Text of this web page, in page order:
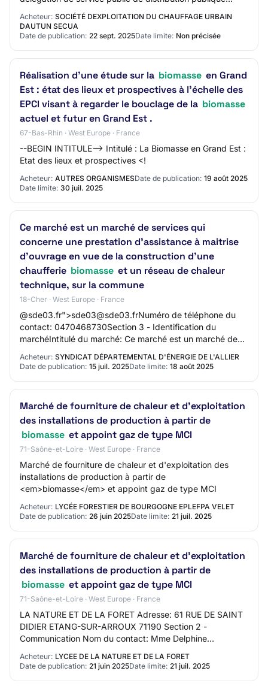
d'énergie calorifique par conce…
Acheteur: SOCIÉTÉ DEXPLOITATION DU CHAUFFAGE URBAIN
DAUTUN SECUA
Date de publication: 22 sept. 2025Date limite: Non précisée
Réalisation d’une étude sur la biomasse en Grand
Est : état des lieux et prospectives à l'échelle des
EPCI visant à regarder le bouclage de la biomasse
actuel et futur en Grand Est .
67-Bas-Rhin · West Europe · France
--BEGIN INTITULE--> Intitulé : La Biomasse en Grand Est :
Etat des lieux et prospectives <!
Acheteur: AUTRES ORGANISMESDate de publication: 19 août 2025
Date limite: 30 juil. 2025
Ce marché est un marché de services qui
concerne une prestation d'assistance à maitrise
d'ouvrage en vue de la construction d'une
chaufferie biomasse et un réseau de chaleur
technique, sur la commune
18-Cher · West Europe · France
@sde03.fr">sde03@sde03.frNuméro de téléphone du
contact: 0470468730Section 3 - Identification du
marchéIntitulé du marché: Ce marché est un marché de
services qui concerne une prestation d'assistance…
Acheteur: SYNDICAT DÉPARTEMENTAL D'ÉNERGIE DE L'ALLIER
Date de publication: 15 juil. 2025Date limite: 18 août 2025
Marché de fourniture de chaleur et d'exploitation
des installations de production à partir de
biomasse et appoint gaz de type MCI
71-Saône-et-Loire · West Europe · France
Marché de fourniture de chaleur et d'exploitation des
installations de production à partir de
<em>biomasse</em> et appoint gaz de type MCI
Acheteur: LYCÉE FORESTIER DE BOURGOGNE EPLEFPA VELET
Date de publication: 26 juin 2025Date limite: 21 juil. 2025
Marché de fourniture de chaleur et d’exploitation
des installations de production à partir de
biomasse et appoint gaz de type MCI
71-Saône-et-Loire · West Europe · France
LA NATURE ET DE LA FORET Adresse: 61 RUE DE SAINT
DIDIER ETANG-SUR-ARROUX 71190 Section 2 -
Communication Nom du contact: Mme Delphine
delphine.lartigue@educagri.fr…
Acheteur: LYCEE DE LA NATURE ET DE LA FORET
Date de publication: 21 juin 2025Date limite: 21 juil. 2025